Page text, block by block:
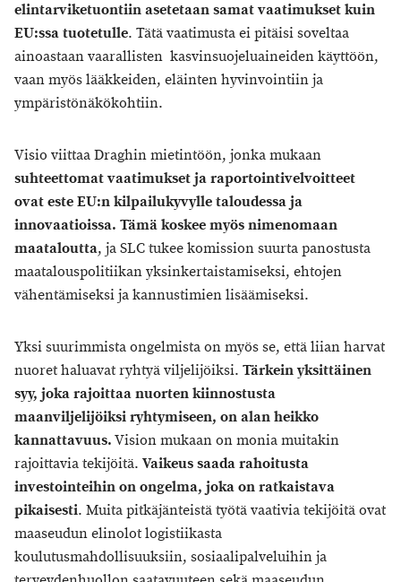
elintarviketuontiin asetetaan samat vaatimukset kuin
EU:ssa tuotetulle. Tätä vaatimusta ei pitäisi soveltaa
ainoastaan vaarallisten ​ kasvinsuojeluaineiden käyttöön,
vaan myös lääkkeiden, eläinten hyvinvointiin ja
ympäristönäkökohtiin.
Visio viittaa Draghin mietintöön, jonka mukaan
suhteettomat vaatimukset ja raportointivelvoitteet
ovat este EU:n kilpailukyvylle taloudessa ja
innovaatioissa. Tämä koskee myös nimenomaan
maataloutta, ja SLC tukee komission suurta panostusta
maatalouspolitiikan yksinkertaistamiseksi, ehtojen
vähentämiseksi ja kannustimien lisäämiseksi.
Yksi suurimmista ongelmista on myös se, että liian harvat
nuoret haluavat ryhtyä viljelijöiksi. Tärkein yksittäinen
syy, joka rajoittaa nuorten kiinnostusta
maanviljelijöiksi ryhtymiseen, on alan heikko
kannattavuus.Vision mukaan on monia muitakin
rajoittavia tekijöitä. Vaikeus saada rahoitusta
investointeihin on ongelma, joka on ratkaistava
pikaisesti. Muita pitkäjänteistä työtä vaativia tekijöitä ovat
maaseudun elinolot logistiikasta
koulutusmahdollisuuksiin, sosiaalipalveluihin ja